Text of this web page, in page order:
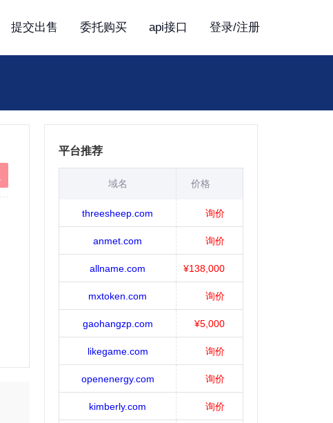
提交出售 委托购买 api接口 登录/注册
平台推荐
域名 价格
threesheep.com 询价
anmet.com 询价
allname.com ¥138,000
mxtoken.com 询价
gaohangzp.com ¥5,000
likegame.com 询价
openenergy.com 询价
kimberly.com 询价